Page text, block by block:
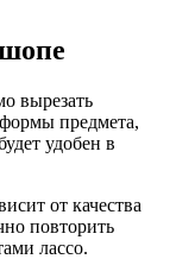
вырезать
предмета,
удобен в
от качества
повторить
лассо.